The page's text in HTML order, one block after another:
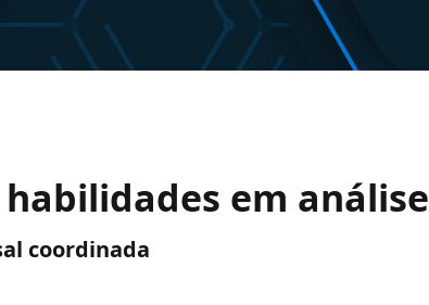
habilidades em análise
coordinada